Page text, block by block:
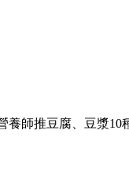
養師推豆腐、豆漿10